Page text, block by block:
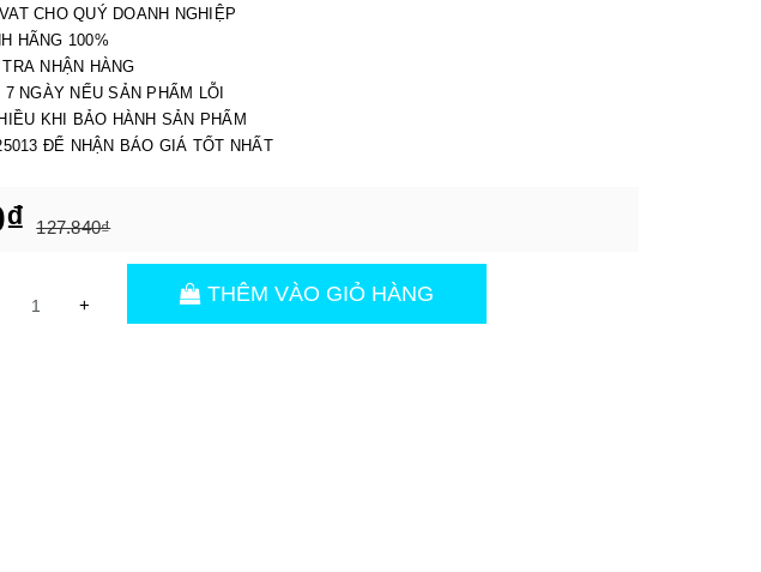
CHO QUÝ DOANH NGHIỆP
HÃNG 100%
NHẬN HÀNG
NGÀY NẾU SẢN PHẨM LỖI
KHI BẢO HÀNH SẢN PHẨM
ĐỂ NHẬN BÁO GIÁ TỐT NHẤT
127.840₫
+ THÊM VÀO GIỎ HÀNG